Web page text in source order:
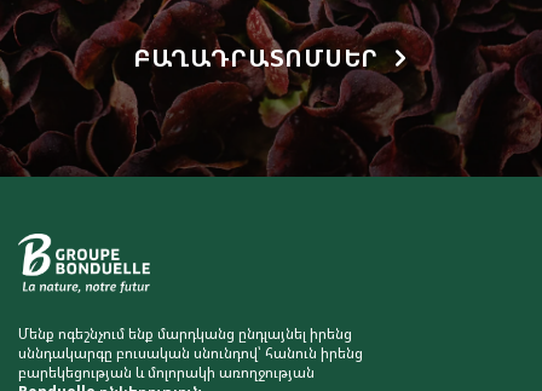
ԲԱՂԱԴՐԱՏՈՄՍԵՐ
Մենք ոգեշնչում ենք մարդկանց ընդլայնել իրենց
սննդակարգը բուսական սնունդով՝ հանուն իրենց
բարեկեցության և մոլորակի առողջության